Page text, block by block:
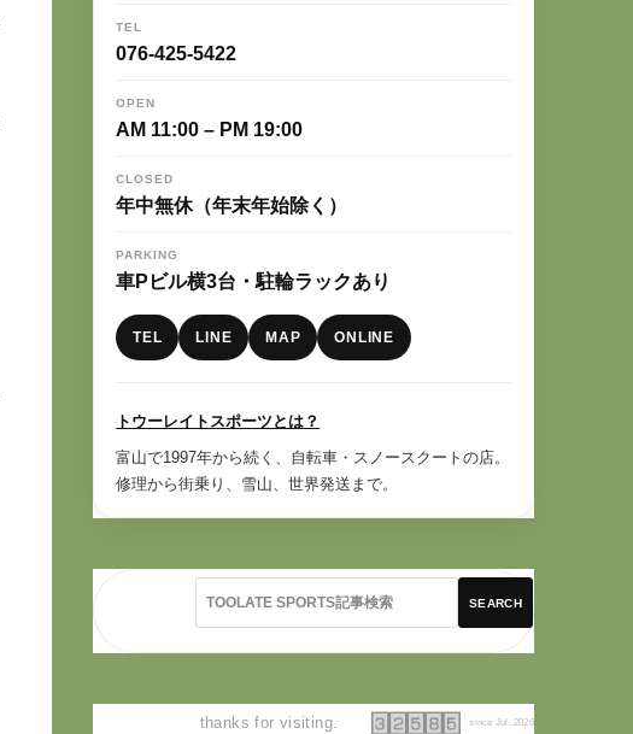
TEL
076-425-5422
OPEN
AM 11:00 – PM 19:00
CLOSED
年中無休（年末年始除く）
PARKING
車Pビル横3台・駐輪ラックあり
TEL LINE MAP ONLINE
トウーレイトスポーツとは？
富山で1997年から続く、自転車・スノースクートの店。
修理から街乗り、雪山、世界発送まで。
SEARCH
thanks for visiting. since Jul. 2026